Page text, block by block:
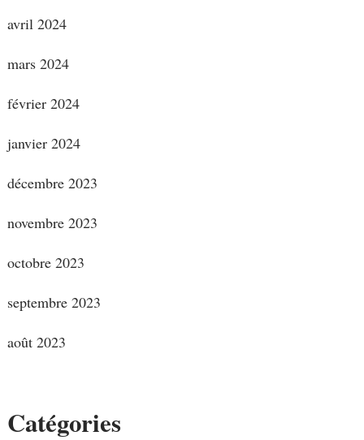
avril 2024
mars 2024
février 2024
janvier 2024
décembre 2023
novembre 2023
octobre 2023
septembre 2023
août 2023
Catégories